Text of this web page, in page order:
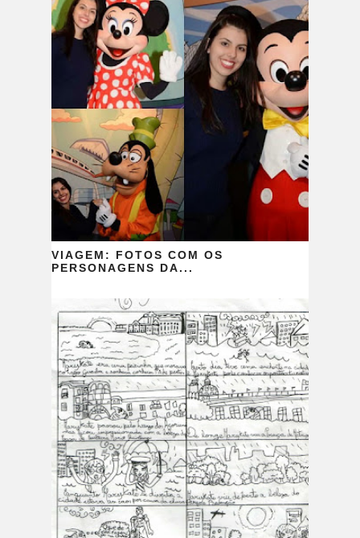
VIAGEM: FOTOS COM OS
PERSONAGENS DA...